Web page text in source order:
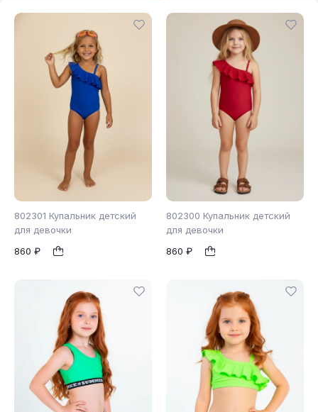
802301 Купальник детский
для девочки
860 ₽
104 110
802300 Купальник детский
для девочки
860 ₽
98 104